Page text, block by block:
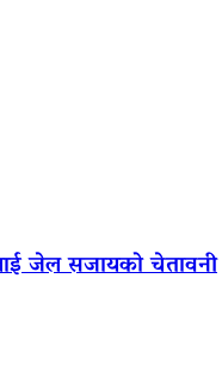
जेल सजायको चेतावनी